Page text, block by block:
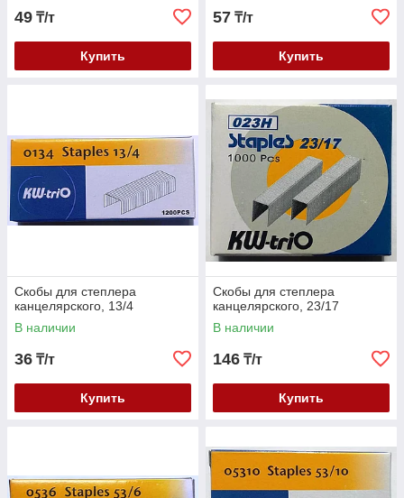
49 ₸/т
Купить
57 ₸/т
Купить
Скобы для степлера
канцелярского, 13/4
В наличии
36 ₸/т
Купить
Скобы для степлера
канцелярского, 23/17
В наличии
146 ₸/т
Купить